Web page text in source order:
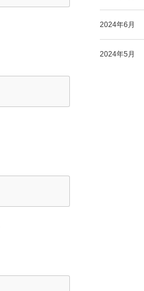
2024年6月
2024年5月